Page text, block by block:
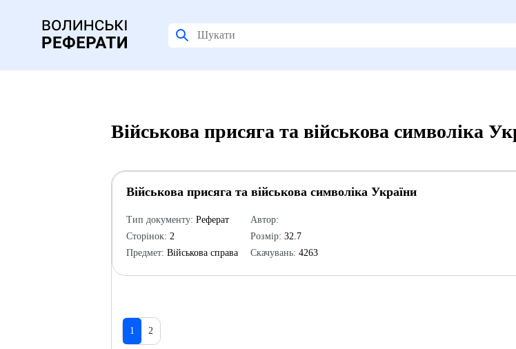
Військова присяга та військова символіка
Військова присяга та військова символіка України
Тип документу: Реферат
Сторінок: 2
Предмет: Військова справа
Автор:
Розмір: 32.7
Скачувань: 4263
1 2